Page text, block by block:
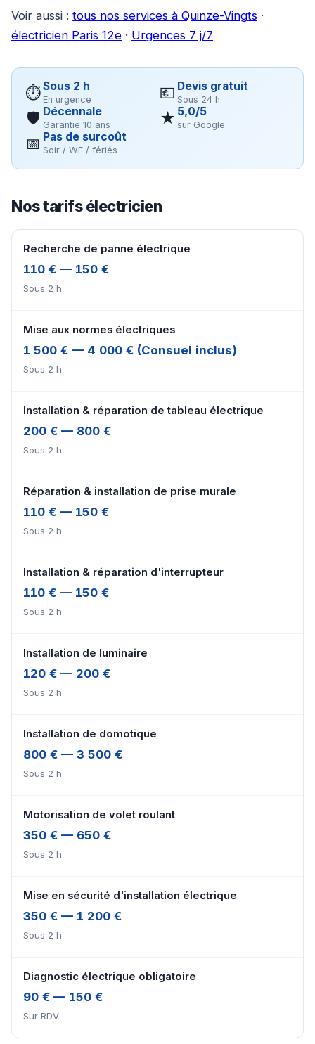
Voir aussi : tous nos services à Quinze-Vingts ·
électricien Paris 12e · Urgences 7 j/7
⏱Sous 2 h
En urgence 💶 Devis gratuit
Sous 24 h
🛡 Décennale
Garantie 10 ans ★ 5,0/5
sur Google
📅 Pas de surcoût
Soir / WE / fériés
Nos tarifs électricien
Recherche de panne électrique
110 € — 150 €
Sous 2 h
Mise aux normes électriques
1 500 € — 4 000 € (Consuel inclus)
Sous 2 h
Installation & réparation de tableau électrique
200 € — 800 €
Sous 2 h
Réparation & installation de prise murale
110 € — 150 €
Sous 2 h
Installation & réparation d'interrupteur
110 € — 150 €
Sous 2 h
Installation de luminaire
120 € — 200 €
Sous 2 h
Installation de domotique
800 € — 3 500 €
Sous 2 h
Motorisation de volet roulant
350 € — 650 €
Sous 2 h
Mise en sécurité d'installation électrique
350 € — 1 200 €
Sous 2 h
Diagnostic électrique obligatoire
90 € — 150 €
Sur RDV